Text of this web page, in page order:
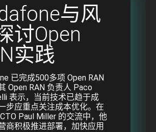
与风
讨Open
实践
已完成500多项 Open RAN
Open RAN 负责人 Paco
表示，当前技术已趋于成
步应重点关注成本优化。在
Paul Miller 的交流中，他
商积极推进部署，加快应用